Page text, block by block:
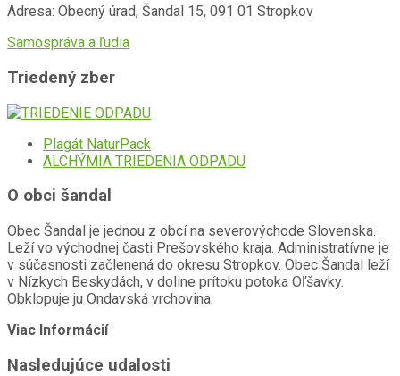
Adresa: Obecný úrad, Šandal 15, 091 01 Stropkov
Samospráva a ľudia
Triedený zber
Plagát NaturPack
ALCHÝMIA TRIEDENIA ODPADU
O obci šandal
Obec Šandal je jednou z obcí na severovýchode Slovenska.
Leží vo východnej časti Prešovského kraja. Administratívne je
v súčasnosti začlenená do okresu Stropkov. Obec Šandal leží
v Nízkych Beskydách, v doline prítoku potoka Oľšavky.
Obklopuje ju Ondavská vrchovina.
Viac Informácií
Nasledujúce udalosti